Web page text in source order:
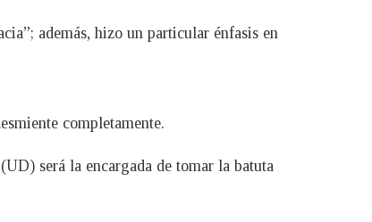
además, hizo un particular énfasis en
completamente.
será la encargada de tomar la batuta